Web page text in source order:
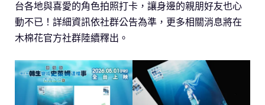
台各地與喜愛的角色拍照打卡，讓身邊的親朋好友也心
動不已！詳細資訊依社群公告為準，更多相關消息將在
木棉花官方社群陸續釋出。